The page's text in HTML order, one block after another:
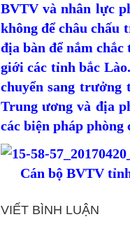
BVTV và nhân lực
không để châu chấu
địa bàn để nắm
giới các tỉnh bắc
chuyển sang trưởng
Trung ương và địa
các biện pháp
Cán bộ BVTV
VIẾT BÌNH LUẬN